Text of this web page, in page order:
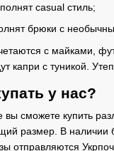
casual стиль;
брюки с
с майками,
с туникой.
у нас?
вы сможете купить
размер. В
отправляются